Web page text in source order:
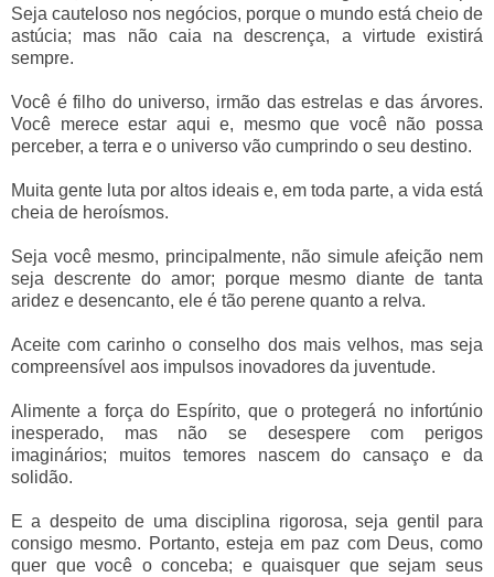
Seja cauteloso nos negócios, porque o mundo está cheio de
astúcia; mas não caia na descrença, a virtude existirá
sempre.
Você é filho do universo, irmão das estrelas e das árvores.
Você merece estar aqui e, mesmo que você não possa
perceber, a terra e o universo vão cumprindo o seu destino.
Muita gente luta por altos ideais e, em toda parte, a vida está
cheia de heroísmos.
Seja você mesmo, principalmente, não simule afeição nem
seja descrente do amor; porque mesmo diante de tanta
aridez e desencanto, ele é tão perene quanto a relva.
Aceite com carinho o conselho dos mais velhos, mas seja
compreensível aos impulsos inovadores da juventude.
Alimente a força do Espírito, que o protegerá no infortúnio
inesperado, mas não se desespere com perigos
imaginários; muitos temores nascem do cansaço e da
solidão.
E a despeito de uma disciplina rigorosa, seja gentil para
consigo mesmo. Portanto, esteja em paz com Deus, como
quer que você o conceba; e quaisquer que sejam seus